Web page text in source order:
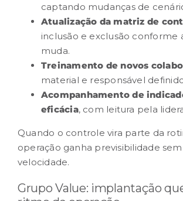
captando mudanças de
Atualização da matriz de
inclusão e exclusão conforme
muda.
Treinamento de novos
material e responsável
Acompanhamento de
eficácia, com leitura pela
Quando o controle vira parte da
operação ganha previsibilidade
velocidade.
Grupo Value: implantação